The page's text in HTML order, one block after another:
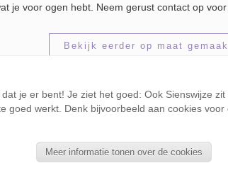
je voor ogen hebt. Neem gerust contact op voor
Bekijk eerder op maat
dat je er bent! Je ziet het goed: Ook Sienswijze
goed werkt. Denk bijvoorbeeld aan cookies
Meer informatie tonen over de cookies